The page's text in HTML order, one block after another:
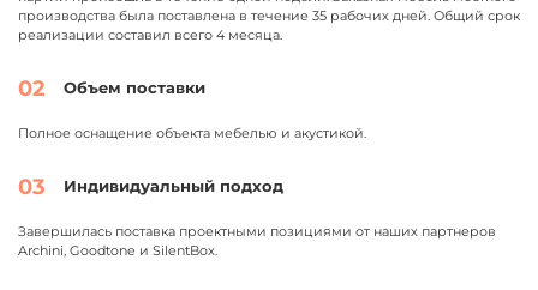
производства была поставлена в течение 35 рабочих дней. Общий срок
реализации составил всего 4 месяца.
02 Объем поставки
Полное оснащение объекта мебелью и акустикой.
03 Индивидуальный подход
Завершилась поставка проектными позициями от наших партнеров
Archini, Goodtone и SilentBox.